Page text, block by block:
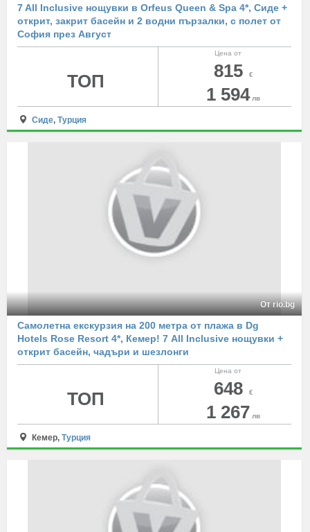
7 All Inclusive нощувки в Orfeus Queen & Spa 4*, Сиде +
открит, закрит басейн и 2 водни пързалки, с полет от
София през Август
Цена от
815 €
1 594 лв
ТОП
Сиде,Турция
От rio.bg
Самолетна екскурзия на 200 метра от плажа в Dg
Hotels Rose Resort 4*, Кемер! 7 All Inclusive нощувки +
открит басейн, чадъри и шезлонги
Цена от
648 €
1 267 лв
ТОП
Кемер,Турция